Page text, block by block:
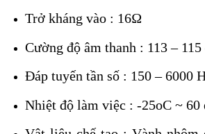
Trở kháng vào : 16Ω
Cường độ âm thanh : 113 – 115
Đáp tuyến tần số : 150 – 6000
Nhiệt độ làm việc : -25oC ~ 60